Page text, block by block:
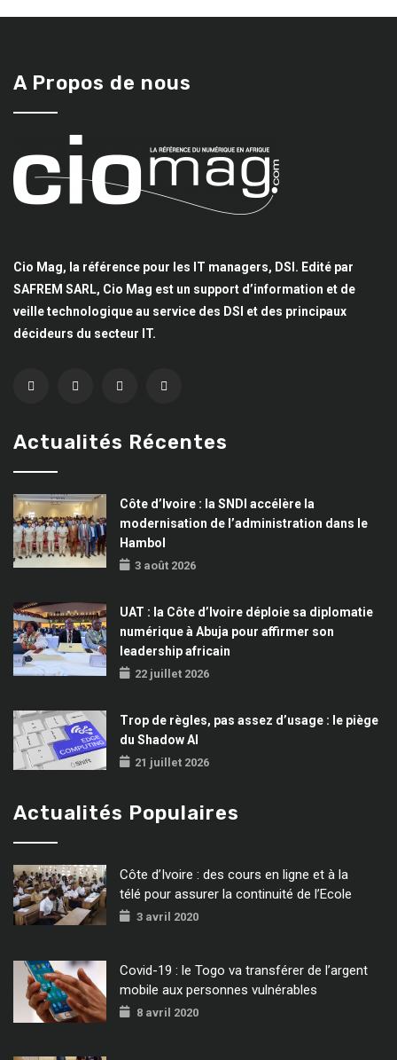
A Propos de nous
Cio Mag, la référence pour les IT managers, DSI. Edité par
SAFREM SARL, Cio Mag est un support d’information et de
veille technologique au service des DSI et des principaux
décideurs du secteur IT.
Actualités Récentes
Côte d’Ivoire : la SNDI accélère la
modernisation de l’administration dans le
Hambol
3 août 2026
UAT : la Côte d’Ivoire déploie sa diplomatie
numérique à Abuja pour affirmer son
leadership africain
22 juillet 2026
Trop de règles, pas assez d’usage : le piège
du Shadow AI
21 juillet 2026
Actualités Populaires
Côte d’Ivoire : des cours en ligne et à la
télé pour assurer la continuité de l’Ecole
3 avril 2020
Covid-19 : le Togo va transférer de l’argent
mobile aux personnes vulnérables
8 avril 2020